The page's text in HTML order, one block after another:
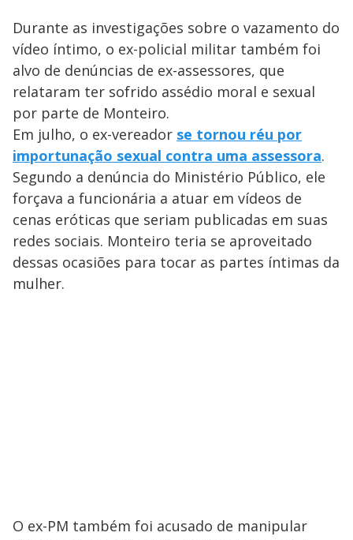
Durante as investigações sobre o vazamento do
vídeo íntimo, o ex-policial militar também foi
alvo de denúncias de ex-assessores, que
relataram ter sofrido assédio moral e sexual
por parte de Monteiro.
Em julho, o ex-vereador se tornou réu por
importunação sexual contra uma assessora.
Segundo a denúncia do Ministério Público, ele
forçava a funcionária a atuar em vídeos de
cenas eróticas que seriam publicadas em suas
redes sociais. Monteiro teria se aproveitado
dessas ocasiões para tocar as partes íntimas da
mulher.
O ex-PM também foi acusado de manipular